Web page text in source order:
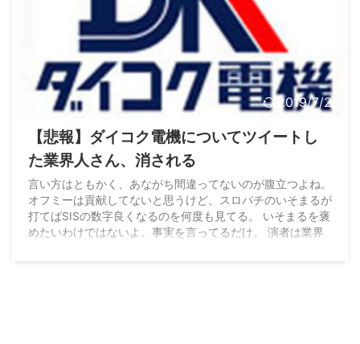
2019/7/23
【悲報】ダイコク電機についてツイートし
た業界人さん、消される
言い方はともかく、あながち間違ってないのが腹立つよね。
オフミーは貢献してないと思うけど、スロパチのいそまるが
打てばSISの数字良くなるのを何度も見てる。 いそまるを褒
めたいわけではないよ。事実を言ってるだけ。 演者は業界